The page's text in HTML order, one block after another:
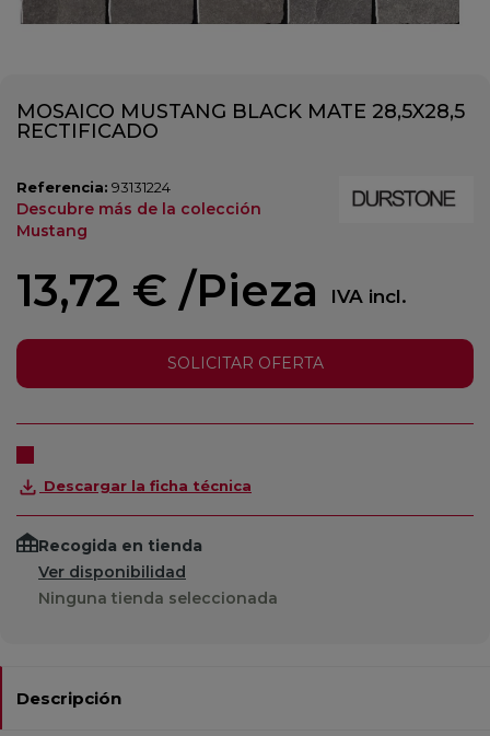
MOSAICO MUSTANG BLACK MATE 28,5X28,5
RECTIFICADO
Referencia: 93131224
Descubre más de la colección
Mustang
13,72 € /Pieza IVA incl.
SOLICITAR OFERTA
Descargar la ficha técnica
Recogida en tienda
Ver disponibilidad
Ninguna tienda seleccionada
Descripción